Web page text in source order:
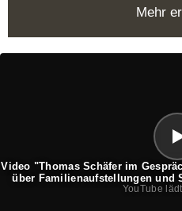
Mehr
Video "Thomas Schäfer im
über Familienaufstellungen und
YouTube